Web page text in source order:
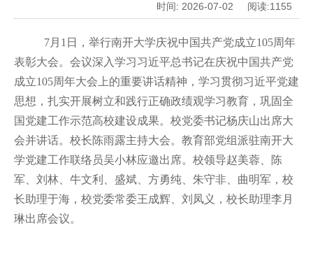
时间: 2026-07-02 阅读:1155
7月 1 日，举行南开大学庆祝中国共产党成立105周年
表彰大会。会议深入学习习近平总书记在庆祝中国共产党
成立105周年大会上的重要讲话精神，学习贯彻习近平党建
思想，扎实开展树立和践行正确政绩观学习教育，巩固全
国党建工作示范高校建设成果。校党委书记杨庆山出席大
会并讲话。校长陈雨露主持大会。教育部党组派驻南开大
学党建工作联络员吴小林应邀出席。校领导赵美蓉、陈
军、刘林、牛文利、盛斌、方勇纯、朱守非、曲明军，校
长助理于海，校党委常委王成辉、刘凤义，校长助理李月
琳出席会议。